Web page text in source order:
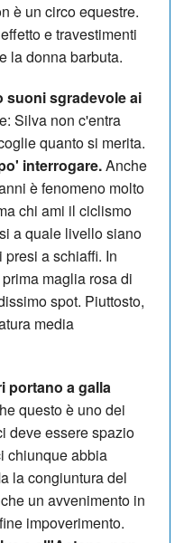
è un circo equestre.
e travestimenti
la donna barbuta.
suoni sgradevole ai
Silva non c'entra
quanto si merita.
interrogare.Anche
è fenomeno molto
chi ami il ciclismo
a quale livello siano
a schiaffi. In
maglia rosa di
spot. Piuttosto,
media
portano a galla
questo è uno dei
deve essere spazio
chiunque abbia
la congiuntura del
un avvenimento in
impoverimento.